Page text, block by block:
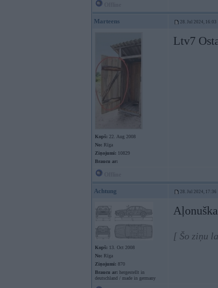
Marteens 28. Jul 2024, 16:03
Kopš: 22. Aug 2008
No: Rīga
Ziņojumi: 10829
Braucu ar:
Ltv7
Achtung 28. Jul 2024, 17:36
Kopš: 13. Oct 2008
No: Rīga
Ziņojumi: 870
Braucu ar: hergestellt in
deutschland / made in germany
[ Šo ziņu